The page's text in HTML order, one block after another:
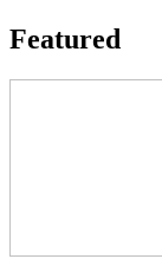
Featured